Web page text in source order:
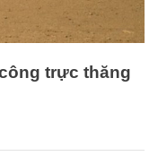
trực thăng